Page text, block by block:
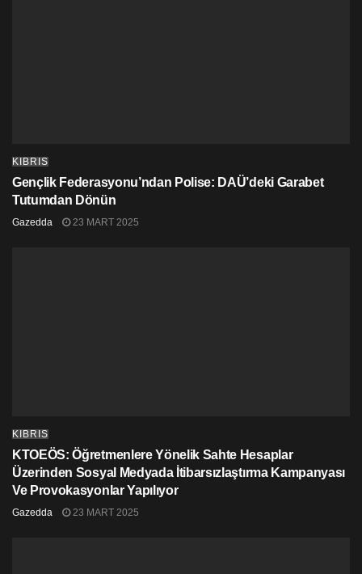
KIBRIS
Gençlik Federasyonu’ndan Polise: DAÜ’deki Garabet
Tutumdan Dönün
Gazedda 23 MART 2025
KIBRIS
KTOEÖS: Öğretmenlere Yönelik Sahte Hesaplar
Üzerinden Sosyal Medyada İtibarsızlaştırma Kampanyası
Ve Provokasyonlar Yapılıyor
Gazedda 23 MART 2025